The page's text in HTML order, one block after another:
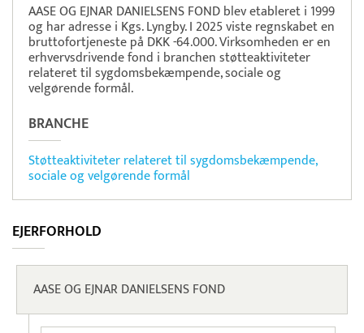
AASE OG EJNAR DANIELSENS FOND blev etableret i 1999
og har adresse i Kgs. Lyngby. I 2025 viste regnskabet en
bruttofortjeneste på DKK -64.000. Virksomheden er en
erhvervsdrivende fond i branchen støtteaktiviteter
relateret til sygdomsbekæmpende, sociale og
velgørende formål.
BRANCHE
Støtteaktiviteter relateret til sygdomsbekæmpende,
sociale og velgørende formål
EJERFORHOLD
AASE OG EJNAR DANIELSENS FOND